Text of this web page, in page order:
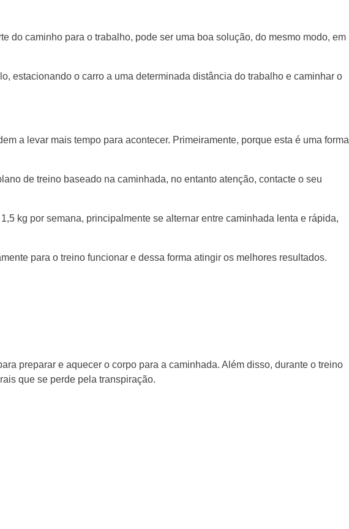
do caminho para o trabalho, pode ser uma boa solução, do mesmo modo, em
estacionando o carro a uma determinada distância do trabalho e caminhar o
a levar mais tempo para acontecer. Primeiramente, porque esta é uma forma
de treino baseado na caminhada, no entanto atenção, contacte o seu
kg por semana, principalmente se alternar entre caminhada lenta e rápida,
para o treino funcionar e dessa forma atingir os melhores resultados.
preparar e aquecer o corpo para a caminhada. Além disso, durante o treino
que se perde pela transpiração.